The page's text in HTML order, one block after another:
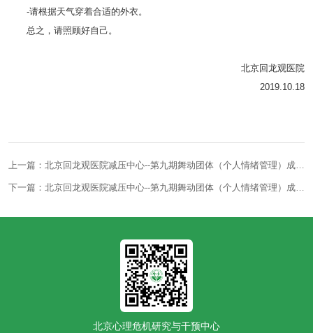
-请根据天气穿着合适的外衣。
总之，请照顾好自己。
北京回龙观医院
2019.10.18
北京心理危机研究与干预中心